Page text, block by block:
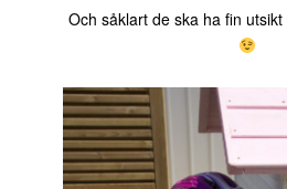
Och såklart de ska ha fin